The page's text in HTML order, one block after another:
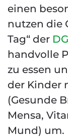
einen
nutzen die
Tag“ der
handvolle
zu essen
der Kinder
(Gesunde
Mensa,
Mund) um.